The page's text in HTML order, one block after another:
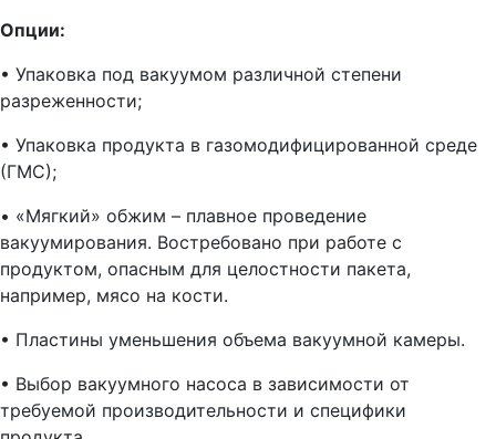
Опции:
• Упаковка под вакуумом различной степени
разреженности;
• Упаковка продукта в газомодифицированной среде
(ГМС);
• «Мягкий» обжим – плавное проведение
вакуумирования. Востребовано при работе с
продуктом, опасным для целостности пакета,
например, мясо на кости.
• Пластины уменьшения объема вакуумной камеры.
• Выбор вакуумного насоса в зависимости от
требуемой производительности и специфики